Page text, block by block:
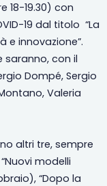
18-19.30) con
19 dal titolo “La
e innovazione”.
con il
Dompé, Sergio
Valeria
altri tre, sempre
modelli
“Dopo la